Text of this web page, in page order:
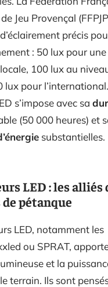
Jeu Provençal
précis
: 50 lux pour une
100 lux au
lux pour l’international.
s’impose avec sa
(50 000 heures) et
substantielles.
LED : les alliés
pétanque
LED, notamment les
ou SPRAT,
et la
terrain. Ils sont